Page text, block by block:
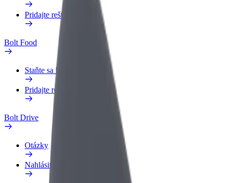
Pridajte reštauráciu
Bolt Food
Staňte sa kuriérom
Pridajte reštauráciu
Bolt Drive
Otázky
Nahlásiť vozidlo